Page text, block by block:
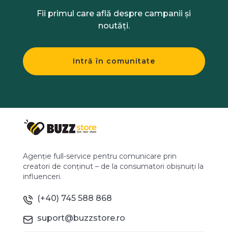
Fii primul care află despre campanii și
noutăți.
Intră în comunitate
Agenție full-service pentru comunicare prin
creatori de conținut – de la consumatori obișnuiți la
influenceri.
(+40) 745 588 868
suport@buzzstore.ro